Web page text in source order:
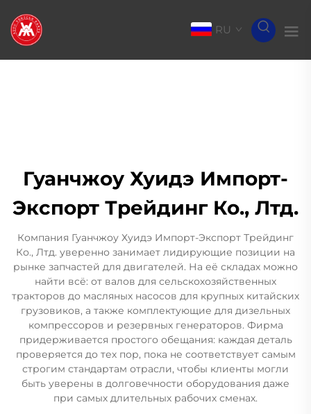
RU
Гуанчжоу Хуидэ Импорт-
Экспорт Трейдинг Ко., Лтд.
Компания Гуанчжоу Хуидэ Импорт-Экспорт Трейдинг
Ко., Лтд. уверенно занимает лидирующие позиции на
рынке запчастей для двигателей. На её складах можно
найти всё: от валов для сельскохозяйственных
тракторов до масляных насосов для крупных китайских
грузовиков, а также комплектующие для дизельных
компрессоров и резервных генераторов. Фирма
придерживается простого обещания: каждая деталь
проверяется до тех пор, пока не соответствует самым
строгим стандартам отрасли, чтобы клиенты могли
быть уверены в долговечности оборудования даже
при самых длительных рабочих сменах.